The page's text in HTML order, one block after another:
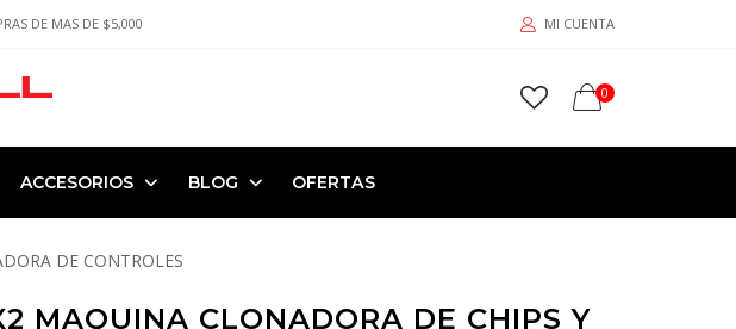
DE MAS DE $5,000 MI CUENTA
0
ACCESORIOS BLOG OFERTAS
DE CONTROLES
MAQUINA CLONADORA DE CHIPS Y